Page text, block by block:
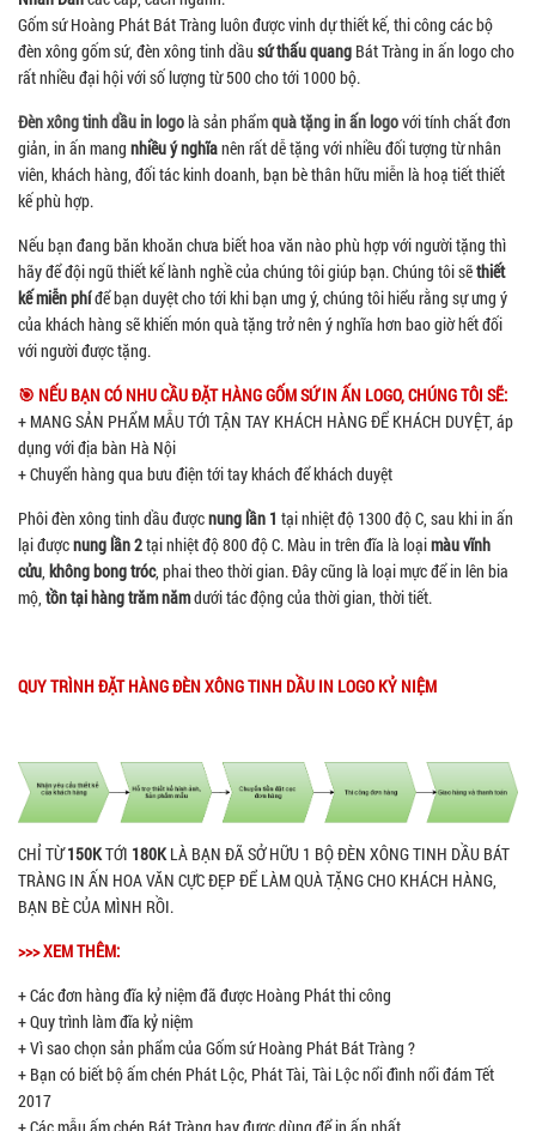
Gốm sứ Hoàng Phát Bát Tràng luôn được vinh dự thiết kế, thi công các bộ
đèn xông gốm sứ, đèn xông tinh dầu sứ thấu quang Bát Tràng in ấn logo cho
rất nhiều đại hội với số lượng từ 500 cho tới 1000 bộ.
Đèn xông tinh dầu in logolà sản phẩmquà tặng in ấn logovới tính chất đơn
giản, in ấn mang nhiều ý nghĩanên rất dễ tặng với nhiều đối tượng từ nhân
viên, khách hàng, đối tác kinh doanh, bạn bè thân hữu miễn là hoạ tiết thiết
kế phù hợp.
Nếu bạn đang băn khoăn chưa biết hoa văn nào phù hợp với người tặng thì
hãy để đội ngũ thiết kế lành nghề của chúng tôi giúp bạn. Chúng tôi sẽthiết
kế miễn phíđể bạn duyệt cho tới khi bạn ưng ý, chúng tôi hiểu rằng sự ưng ý
của khách hàng sẽ khiến món quà tặng trở nên ý nghĩa hơn bao giờ hết đối
với người được tặng.
🎯 NẾU BẠN CÓ NHU CẦU ĐẶT HÀNG GỐM SỨ IN ẤN LOGO, CHÚNG TÔI SẼ:
+ MANG SẢN PHẨM MẪU TỚI TẬN TAY KHÁCH HÀNG ĐỂ KHÁCH DUYỆT, áp
dụng với địa bàn Hà Nội
+ Chuyển hàng qua bưu điện tới tay khách để khách duyệt
Phôi đèn xông tinh dầu đượcnung lần 1 tại nhiệt độ 1300 độ C, sau khi in ấn
lại đượcnung lần 2tại nhiệt độ 800 độ C. Màu in trên đĩa là loạimàu vĩnh
cửu, không bong tróc, phai theo thời gian. Đây cũng là loại mực để in lên bia
mộ, tồn tại hàng trăm nămdưới tác động của thời gian, thời tiết.
QUY TRÌNH ĐẶT HÀNG ĐÈN XÔNG TINH DẦU IN LOGO KỶ NIỆM
CHỈ TỪ150KTỚI 180KLÀ BẠN ĐÃ SỞ HỮU 1 BỘ ĐÈN XÔNG TINH DẦU BÁT
TRÀNG IN ẤN HOA VĂN CỰC ĐẸP ĐỂ LÀM QUÀ TẶNG CHO KHÁCH HÀNG,
BẠN BÈ CỦA MÌNH RỒI.
>>> XEM THÊM:
+ Các đơn hàng đĩa kỷ niệm đã được Hoàng Phát thi công
+ Quy trình làm đĩa kỷ niệm
+ Vì sao chọn sản phẩm của Gốm sứ Hoàng Phát Bát Tràng ?
+ Bạn có biết bộ ấm chén Phát Lộc, Phát Tài, Tài Lộc nổi đình nổi đám Tết
2017